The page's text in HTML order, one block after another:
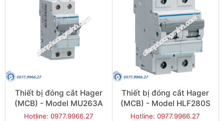
Thiết bị đóng cắt Hager
(MCB) - Model MU263A
Hotline: 0977.9966.27
Thiết bị đóng cắt Hager
(MCB) - Model HLF280S
Hotline: 0977.9966.27